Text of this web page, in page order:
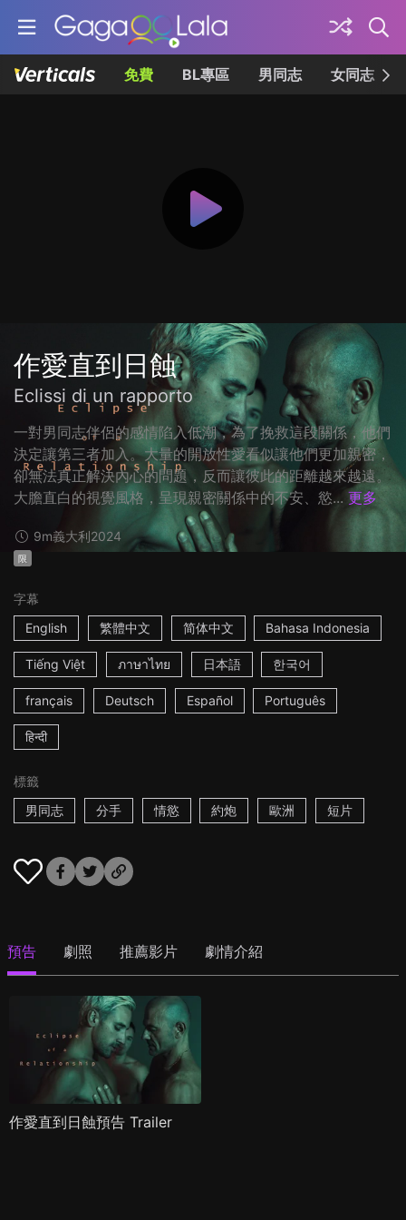
免費 BL專區 男同志 女同志
作愛直到日蝕
Eclissi di un rapporto
一對男同志伴侶的感情陷入低潮，為了挽救這段關係，他們
決定讓第三者加入。大量的開放性愛看似讓他們更加親密，
卻無法真正解決內心的問題，反而讓彼此的距離越來越遠。
大膽直白的視覺風格，呈現親密關係中的不安、慾... 更多
9m義大利2024
限
字幕
English
繁體中文 简体中文 Bahasa Indonesia
Tiếng Việt ภาษาไทย 日本語 한국어
français Deutsch Español Português
हिन्दी
標籤
男同志
分手 情慾 約炮 歐洲 短片
預告 劇照 推薦影片 劇情介紹
作愛直到日蝕預告 Trailer